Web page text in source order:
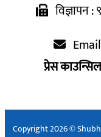
विज्ञापन
प्रेस
Copyright 2026 ©